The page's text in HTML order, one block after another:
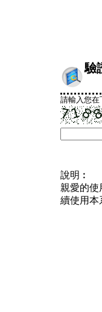
驗
請輸入您在
說明︰
親愛的使
續使用本